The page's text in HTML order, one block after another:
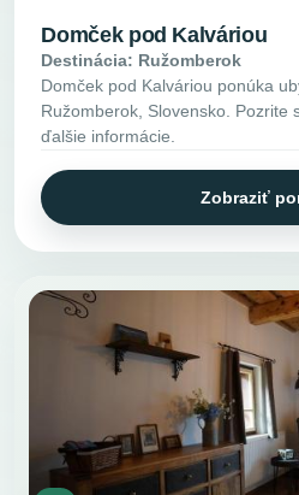
Domček pod Kalváriou
Destinácia: Ružomberok
Domček pod Kalváriou ponúka
Ružomberok, Slovensko. Pozrite
ďalšie informácie.
Zobraziť